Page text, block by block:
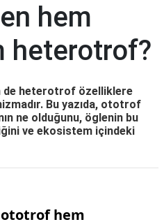
hem
heterotrof?
de heterotrof özelliklere
Bu yazıda, ototrof
ne olduğunu, öglenin bu
ve ekosistem içindeki
hem